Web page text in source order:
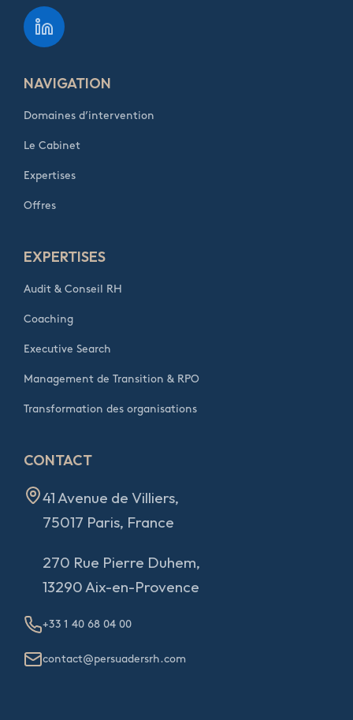
NAVIGATION
Domaines d’intervention
Le Cabinet
Expertises
Offres
EXPERTISES
Audit & Conseil RH
Coaching
Executive Search
Management de Transition & RPO
Transformation des organisations
CONTACT
41 Avenue de Villiers,
75017 Paris, France
270 Rue Pierre Duhem,
13290 Aix-en-Provence
+33 1 40 68 04 00
contact@persuadersrh.com